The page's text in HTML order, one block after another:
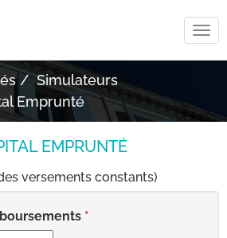
Simulateurs
Emprunté
EMPRUNTÉ
versements constants)